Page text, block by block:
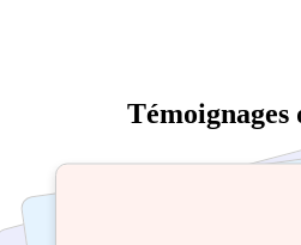
Témoignages